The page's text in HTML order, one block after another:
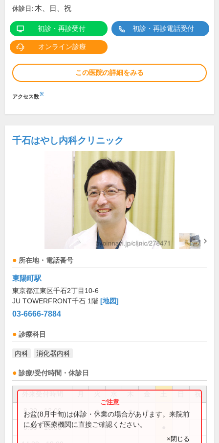
休診日: 木、日、祝
初診・再診受付 初診・再診電話受付
オンライン診療
この医院の詳細をみる
アクセス数※
千石はやし内科クリニック
所在地・電話番号
東陽町駅
東京都江東区千石2丁目10-6
JU TOWERFRONT千石 1階 [地図]
03-6666-7884
診療科目
内科 消化器内科
診療/受付時間・休診日
祝
8:30～12:00 ● ● ● ●
8:30～13:30
お盆(8月中旬)は休診・休業の場合があります。来院前
に必ず医療機関に直接ご確認ください。
×閉じる